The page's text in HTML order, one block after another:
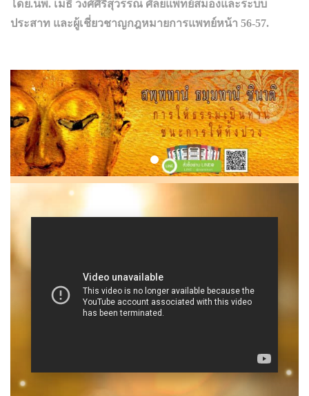
โดย.นพ. เมธี วงศ์ศิริสุวรรณ ศัลยแพทย์สมองและระบบ
ประสาท และผู้เชี่ยวชาญกฎหมายการแพทย์หน้า 56-57.